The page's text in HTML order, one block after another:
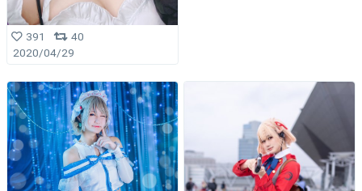
391
40
2020/04/29